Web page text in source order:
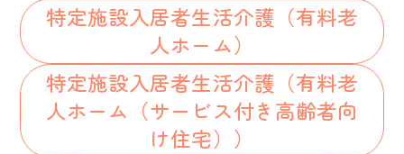
特定施設入居者生活介護（有料老
人ホーム）
特定施設入居者生活介護（有料老
人ホーム（サービス付き高齢者向
け住宅））